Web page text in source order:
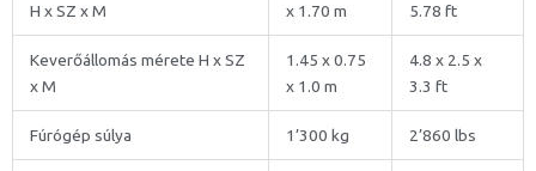
H x SZ x M
x 1.70 m
5.78 ft
Keverőállomás mérete H x SZ
x M
1.45 x 0.75
x 1.0 m
4.8 x 2.5 x
3.3 ft
Fúrógép súlya 1’300 kg 2’860 lbs